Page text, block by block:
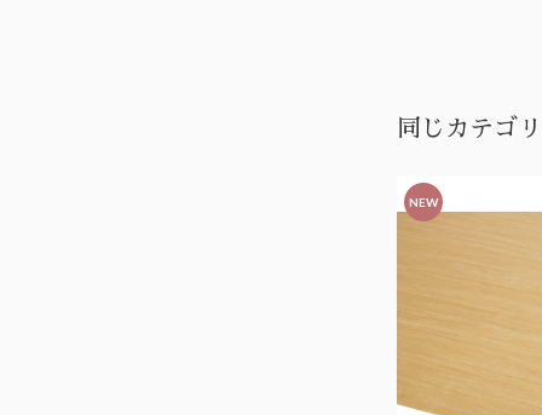
同じカテゴ
NEW